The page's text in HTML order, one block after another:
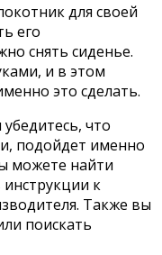
для своей
его
снять сиденье.
и в этом
это сделать.
что
подойдет именно
можете найти
к
Также вы
поискать